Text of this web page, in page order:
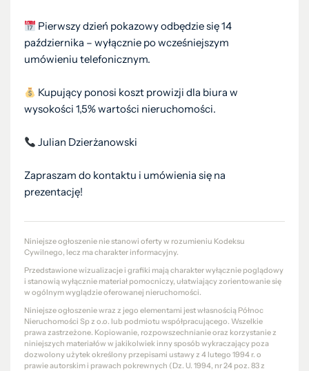
Pierwszy dzień pokazowy odbędzie się 14
października – wyłącznie po wcześniejszym
umówieniu telefonicznym.
Kupujący ponosi koszt prowizji dla biura w
wysokości 1,5% wartości nieruchomości.
Julian Dzierżanowski
Zapraszam do kontaktu i umówienia się na
prezentację!
Niniejsze ogłoszenie nie stanowi oferty w rozumieniu Kodeksu
Cywilnego, lecz ma charakter informacyjny.
Przedstawione wizualizacje i grafiki mają charakter wyłącznie poglądowy
i stanowią wyłącznie materiał pomocniczy, ułatwiający zorientowanie się
w ogólnym wyglądzie oferowanej nieruchomości.
Niniejsze ogłoszenie wraz z jego elementami jest własnością Północ
Nieruchomości Sp z o.o. lub podmiotu współpracującego. Wszelkie
prawa zastrzeżone. Kopiowanie, rozpowszechnianie oraz korzystanie z
niniejszych materiałów w jakikolwiek inny sposób wykraczający poza
dozwolony użytek określony przepisami ustawy z 4 lutego 1994 r. o
prawie autorskim i prawach pokrewnych (Dz. U. 1994, nr 24 poz. 83 z